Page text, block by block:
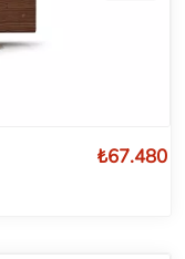
₺67.480